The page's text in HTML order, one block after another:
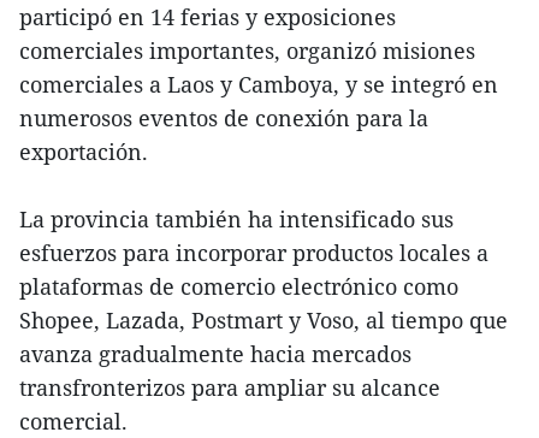
participó en 14 ferias y exposiciones
comerciales importantes, organizó misiones
comerciales a Laos y Camboya, y se integró en
numerosos eventos de conexión para la
exportación.
La provincia también ha intensificado sus
esfuerzos para incorporar productos locales a
plataformas de comercio electrónico como
Shopee, Lazada, Postmart y Voso, al tiempo que
avanza gradualmente hacia mercados
transfronterizos para ampliar su alcance
comercial.